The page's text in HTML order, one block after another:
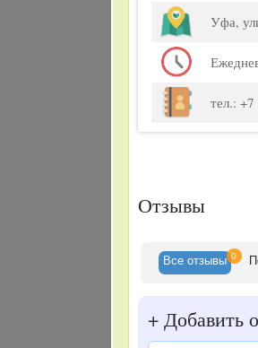
Уфа,
тел.:
Отзывы
Все отзывы 0
+Добавить